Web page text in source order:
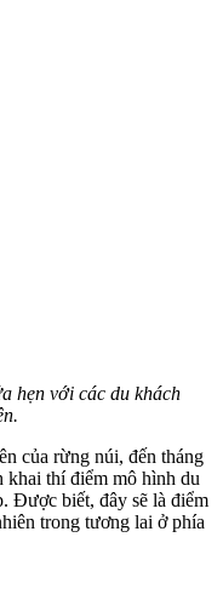
hẹn với các du khách
của rừng núi, đến tháng
khai thí điểm mô hình du
Được biết, đây sẽ là điểm
trong tương lai ở phía